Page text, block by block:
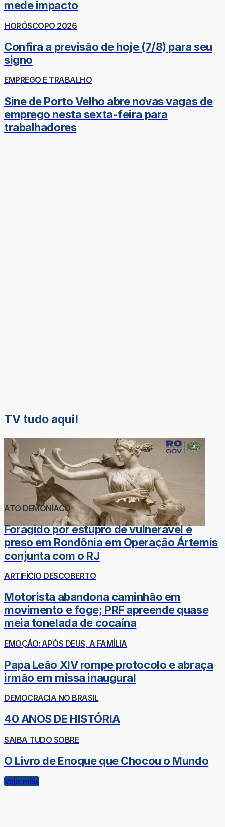
mede impacto
HORÓSCOPO 2026
Confira a previsão de hoje (7/8) para seu
signo
EMPREGO E TRABALHO
Sine de Porto Velho abre novas vagas de
emprego nesta sexta-feira para
trabalhadores
TV tudo aqui!
ATO DEMONÍACO
Foragido por estupro de vulnerável é
preso em Rondônia em Operação Ártemis
conjunta com o RJ
ARTIFÍCIO DESCOBERTO
Motorista abandona caminhão em
movimento e foge; PRF apreende quase
meia tonelada de cocaína
EMOÇÃO: APÓS DEUS, A FAMÍLIA
Papa Leão XIV rompe protocolo e abraça
irmão em missa inaugural
DEMOCRACIA NO BRASIL
40 ANOS DE HISTÓRIA
SAIBA TUDO SOBRE
O Livro de Enoque que Chocou o Mundo
Veja mais